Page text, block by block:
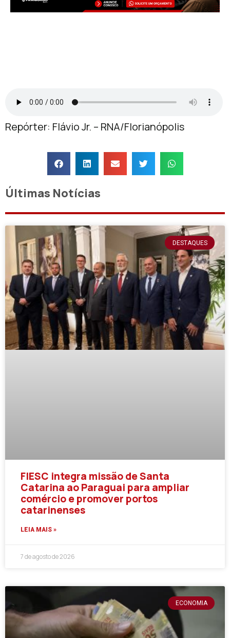
Repórter: Flávio Jr. – RNA/Florianópolis
Últimas Notícias
DESTAQUES
FIESC integra missão de Santa
Catarina ao Paraguai para ampliar
comércio e promover portos
catarinenses
LEIA MAIS »
7 de agosto de 2026
ECONOMIA